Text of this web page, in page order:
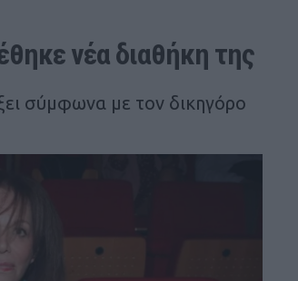
νέα διαθήκη της
σύμφωνα με τον δικηγόρο